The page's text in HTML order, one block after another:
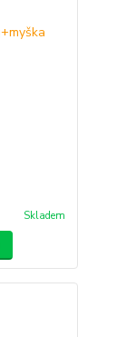
Skladem